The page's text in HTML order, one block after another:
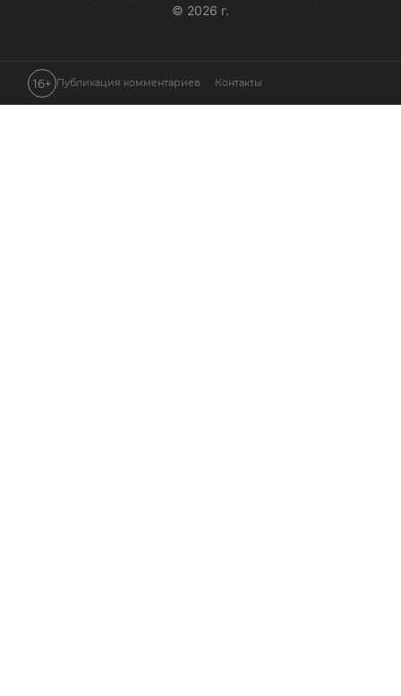
© 2026 г.
16+ Публикация комментариев Контакты